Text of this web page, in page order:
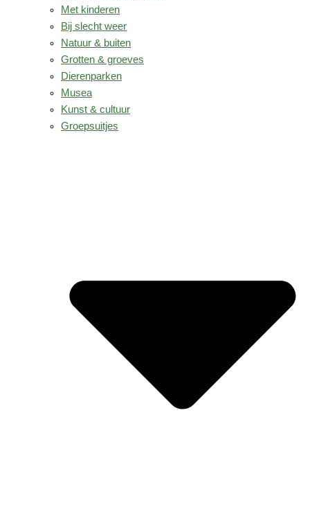
Met kinderen
Bij slecht weer
Natuur & buiten
Grotten & groeves
Dierenparken
Musea
Kunst & cultuur
Groepsuitjes